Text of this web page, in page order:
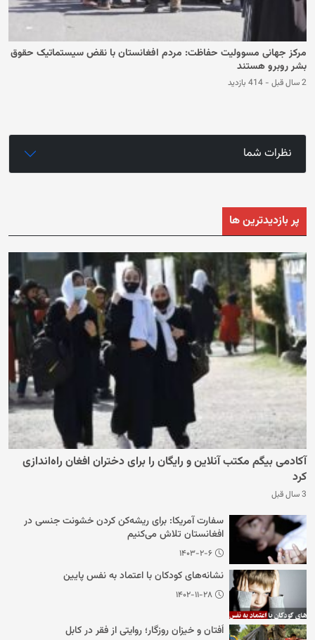
مرکز جهانی مسوولیت حفاظت: مردم افغانستان با نقض سیستماتیک حقوق
بشر روبرو هستند
2 سال قبل - 414 بازدید
نظرات شما
پر بازدیدترین ها
آکادمی بیگم مکتب آنلاین و رایگان را برای دختران افغان راه‌اندازی
کرد
3 سال قبل
سفارت آمریکا: برای ریشه‌کن کردن خشونت جنسی در
افغانستان تلاش می‌کنیم
۱۴۰۳-۲-۶
نشانه‌های کودکان با اعتماد به نفس پایین
۱۴۰۲-۱۱-۲۸
اُفتان و خیزان روزگار؛ روایتی از فقر در کابل